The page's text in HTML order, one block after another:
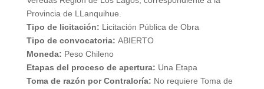
Provincia de LLanquihue.
Tipo de licitación: Licitación Pública de Obra
Tipo de convocatoria: ABIERTO
Moneda: Peso Chileno
Etapas del proceso de apertura: Una Etapa
Toma de razón por Contraloría: No requiere Toma de